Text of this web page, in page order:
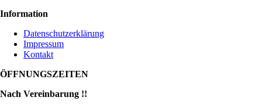
Information
Datenschutzerklärung
Impressum
Kontakt
ÖFFNUNGSZEITEN
Nach Vereinbarung !!